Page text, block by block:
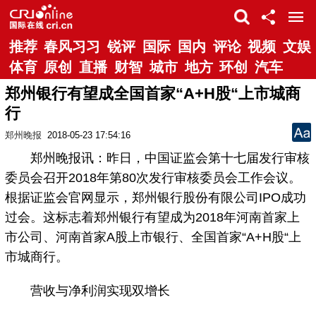
推荐 春风习习 锐评 国际 国内 评论 视频 文娱
体育 原创 直播 财智 城市 地方 环创 汽车
郑州银行有望成全国首家“A+H股“上市城商
行
郑州晚报 2018-05-23 17:54:16
郑州晚报讯：昨日，中国证监会第十七届发行审核
委员会召开2018年第80次发行审核委员会工作会议。
根据证监会官网显示，郑州银行股份有限公司IPO成功
过会。这标志着郑州银行有望成为2018年河南首家上
市公司、河南首家A股上市银行、全国首家“A+H股“上
市城商行。
营收与净利润实现双增长